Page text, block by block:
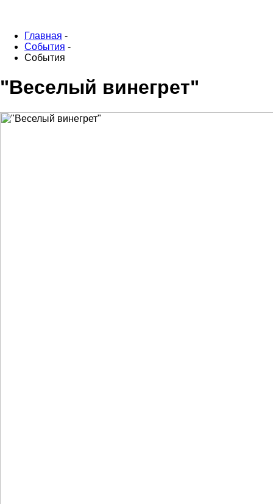
Главная -
События -
События
"Веселый винегрет"